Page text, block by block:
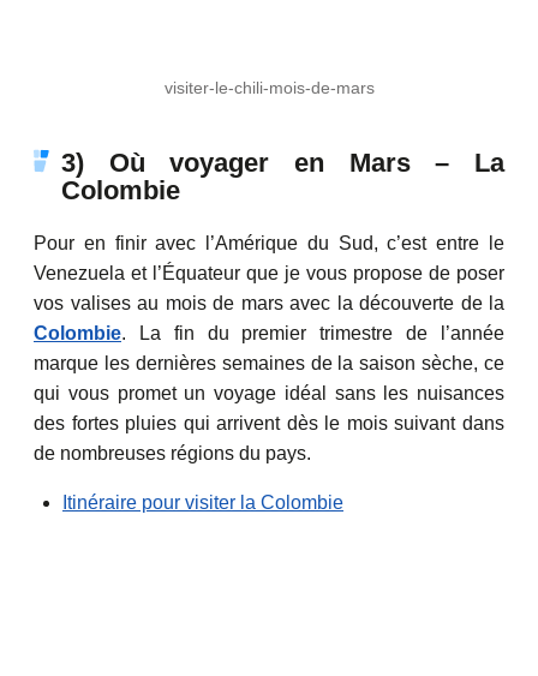
visiter-le-chili-mois-de-mars
3) Où voyager en Mars – La
Colombie
Pour en finir avec l’Amérique du Sud, c’est entre le
Venezuela et l’Équateur que je vous propose de poser
vos valises au mois de mars avec la découverte de la
Colombie. La fin du premier trimestre de l’année
marque les dernières semaines de la saison sèche, ce
qui vous promet un voyage idéal sans les nuisances
des fortes pluies qui arrivent dès le mois suivant dans
de nombreuses régions du pays.
Itinéraire pour visiter la Colombie